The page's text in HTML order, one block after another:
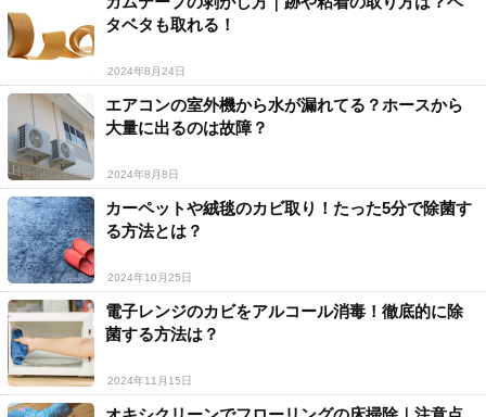
タベタも取れる！
2024年8月24日
エアコンの室外機から水が漏れてる？ホースから
大量に出るのは故障？
2024年8月8日
カーペットや絨毯のカビ取り！たった5分で除菌す
る方法とは？
2024年10月25日
電子レンジのカビをアルコール消毒！徹底的に除
菌する方法は？
2024年11月15日